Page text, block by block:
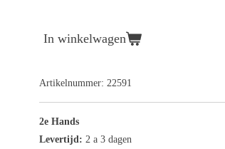
In winkelwagen
Artikelnummer: 22591
2e Hands
Levertijd: 2 a 3 dagen